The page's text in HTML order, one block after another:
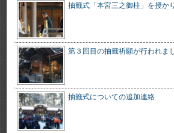
抽籤式「本宮三之御柱」を授か
第３回目の抽籤祈願が行われま
抽籤式についての追加連絡